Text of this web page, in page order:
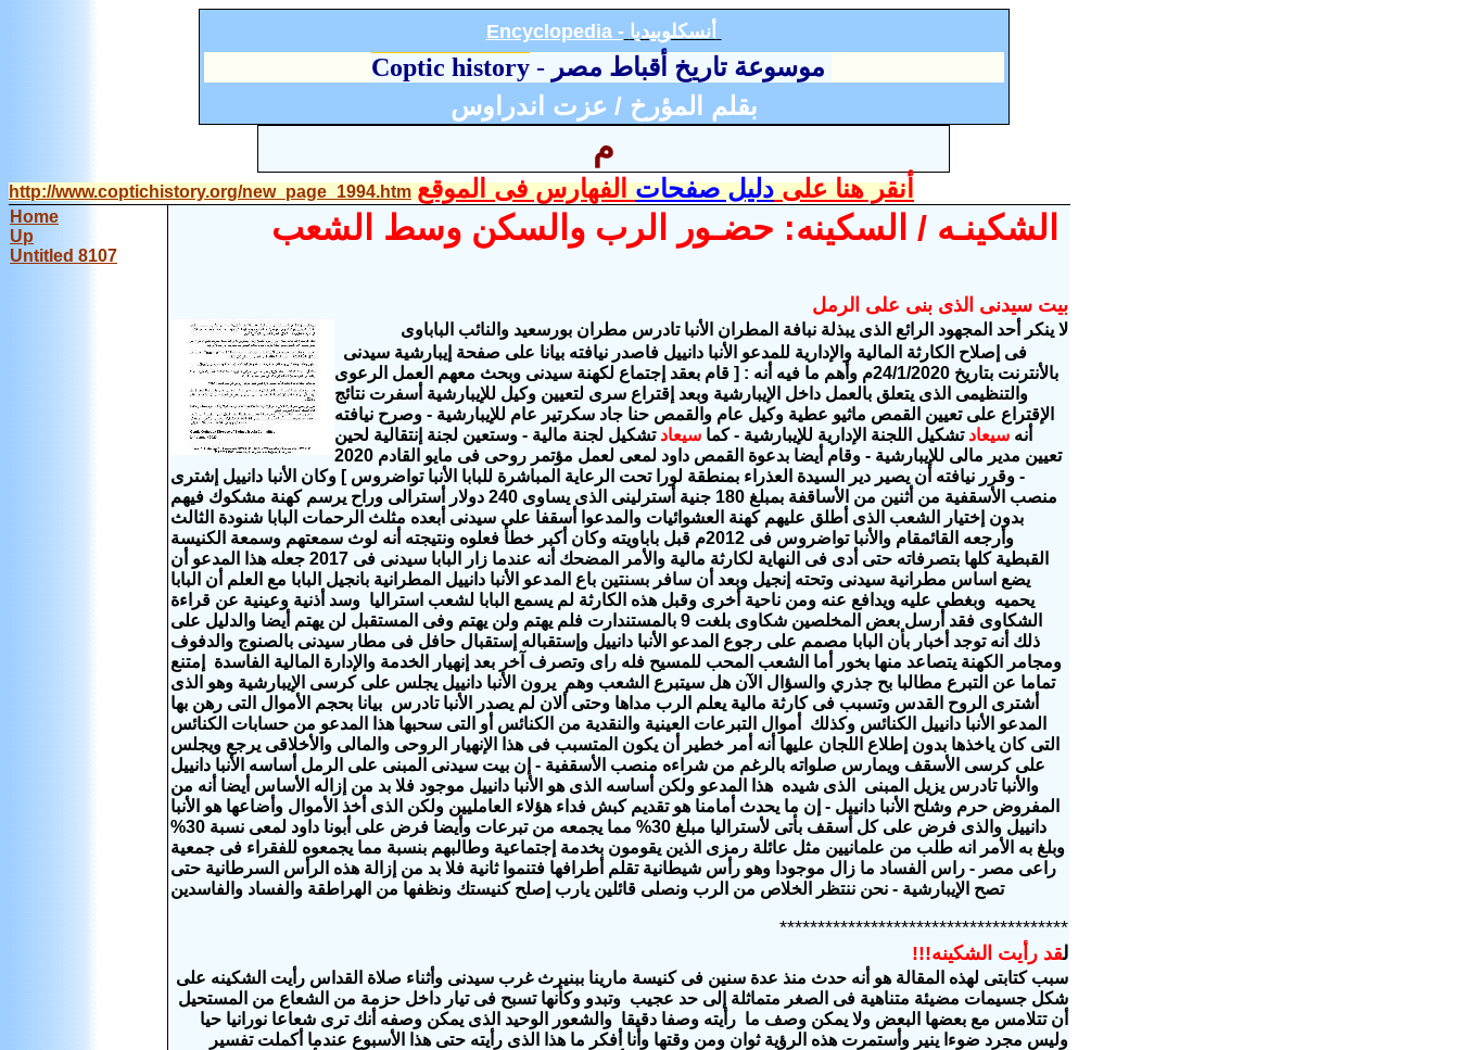
Encyclopedia - أنسكلوبيديا
موسوعة تاريخ أقباط مصر-
Coptic history
بقلم المؤرخ / عزت اندراوس
م
أنقر هنا علىدليل صفحاتالفهارس فى الموقع http://www.coptichistory.org/new_page_1994.htm
Home
Up
Untitled 8107
الشكينـه / السكينه: حضـور الرب والسكن وسط الشعب
بيت سيدنى الذى بنى على الرمل
لا ينكر أحد المجهود الرائع الذى يبذلة نبافة المطران الأنبا تادرس مطران بورسعيد والنائب الباباوى
بالأنترنت بتاريخ 24/1/2020م وأهم ما فيه أنه : [ قام بعقد إجتماع لكهنة سيدنى وبحث معهم العمل الرعوى
والتنظيمى الذى يتعلق بالعمل داخل الإيبارشية وبعد إقتراع سرى لتعيين وكيل للإيبارشية أسفرت نتائج
الإقتراع على تعيين القمص ماثيو عطية وكيل عام والقمص حنا جاد سكرتير عام للإيبارشية - وصرح نيافته
أنه سيعاد تشكيل اللجنة الإدارية للإيبارشية - كما سيعاد تشكيل لجنة مالية - وستعين لجنة إنتقالية لحين
تعيين مدير مالى للإيبارشية - وقام أيضا بدعوة القمص داود لمعى لعمل مؤتمر روحى فى مايو القادم 2020
- وقرر نيافته أن يصير دير السيدة العذراء بمنطقة لورا تحت الرعاية المباشرة للبابا الأنبا تواضروس ] وكان الأنبا دانييل إشترى
منصب الأسقفية من أثنين من الأساقفة بمبلغ 180 جنية أسترلينى الذى يساوى 240 دولار أسترالى وراح يرسم كهنة مشكوك فيهم
بدون إختيار الشعب الذى أطلق عليهم كهنة العشوائيات والمدعوا أسقفا على سيدنى أبعده مثلث الرحمات البابا شنودة الثالث
وأرجعه القائمقام والأنبا تواضروس فى 2012م قبل باباويته وكان أكبر خطأ فعلوه ونتيجته أنه لوث سمعتهم وسمعة الكنيسة
القبطية كلها بتصرفاته حتى أدى فى النهاية لكارثة مالية والأمر المضحك أنه عندما زار البابا سيدنى فى 2017 جعله هذا المدعو أن
يضع اساس مطرانية سيدنى وتحته إنجيل وبعد أن سافر بسنتين باع المدعو الأنبا دانييل المطرانية بانجيل البابا مع العلم أن البابا
يحميه وبغطى عليه ويدافع عنه ومن ناحية أخرى وقبل هذه الكارثة لم يسمع البابا لشعب استراليا وسد أذنية وعينية عن قراءة
الشكاوى فقد أرسل بعض المخلصين شكاوى بلغت 9 بالمستندارت فلم يهتم ولن يهتم وفى المستقبل لن يهتم أيضا والدليل على
ذلك أنه توجد أخبار بأن البابا مصمم على رجوع المدعو الأنبا دانييل وإستقباله إستقبال حافل فى مطار سيدنى بالصنوج والدفوف
ومجامر الكهنة يتصاعد منها بخور أما الشعب المحب للمسيح فله راى وتصرف آخر بعد إنهيار الخدمة والإدارة المالية الفاسدة إمتنع
تماما عن التبرع مطالبا بح جذري والسؤال الآن هل سيتبرع الشعب وهم يرون الأنبا دانييل يجلس على كرسى الإيبارشية وهو الذى
أشترى الروح القدس وتسبب فى كارثة مالية يعلم الرب مداها وحتى ألان لم يصدر الأنبا تادرس بيانا بحجم الأموال التى رهن بها
المدعو الأنبا دانييل الكنائس وكذلك أموال التبرعات العينية والنقدية من الكنائس أو التى سحبها هذا المدعو من حسابات الكنائس
التى كان ياخذها بدون إطلاع اللجان عليها أنه أمر خطير أن يكون المتسبب فى هذا الإنهيار الروحى والمالى والأخلاقى يرجع ويجلس
على كرسى الأسقف ويمارس صلواته بالرغم من شراءه منصب الأسقفية - إن بيت سيدنى المبنى على الرمل أساسه الأنبا دانييل
والأنبا تادرس يزيل المبنى الذى شيده هذا المدعو ولكن أساسه الذى هو الأنبا دانييل موجود فلا بد من إزاله الأساس أيضا أنه من
المفروض حرم وشلح الأنبا دانييل - إن ما يحدث أمامنا هو تقديم كبش فداء هؤلاء العامليين ولكن الذى أخذ الأموال وأضاعها هو الأنبا
دانييل والذى فرض على كل أسقف بأتى لأستراليا مبلغ 30% مما يجمعه من تبرعات وأيضا فرض على أبونا داود لمعى نسبة 30%
وبلغ به الأمر انه طلب من علمانيين مثل عائلة رمزى الذين يقومون بخدمة إجتماعية وطالبهم بنسبة مما يجمعوه للفقراء فى جمعية
راعى مصر - راس الفساد ما زال موجودا وهو رأس شيطانية تقلم أطرافها فتنموا ثانية فلا بد من إزالة هذه الرأس السرطانية حتى
تصح الإيبارشية - نحن ننتظر الخلاص من الرب ونصلى قائلين يارب إصلح كنيستك ونظفها من الهراطقة والفساد والفاسدين
**************************************
لقد رأيت الشكينه!!!
سبب كتابتى لهذه المقالة هو أنه حدث منذ عدة سنين فى كنيسة مارينا ببنيرث غرب سيدنى وأثناء صلاة القداس رأيت الشكينه على
شكل جسيمات مضيئة متناهية فى الصغر متماثلة إلى حد عجيب وتبدو وكأنها تسبح فى تيار داخل حزمة من الشعاع من المستحيل
أن تتلامس مع بعضها البعض ولا يمكن وصف ما رأيته وصفا دقيقا والشعور الوحيد الذى يمكن وصفه أنك ترى شعاعا نورانيا حيا
وليس مجرد ضوءا ينير وأستمرت هذه الرؤية ثوان ومن وقتها وأنا أفكر ما هذا الذى رأيته حتى هذا الأسبوع عندما أكملت تفسير